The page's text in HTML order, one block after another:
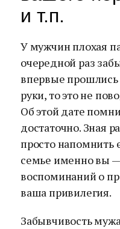
и т.п.
У мужчин плохая
очередной раз
впервые прошлись
руки, то это не
Об этой дате
достаточно. Зная
просто напомнить
семье именно вы
воспоминаний о
ваша привилегия.
Забывчивость